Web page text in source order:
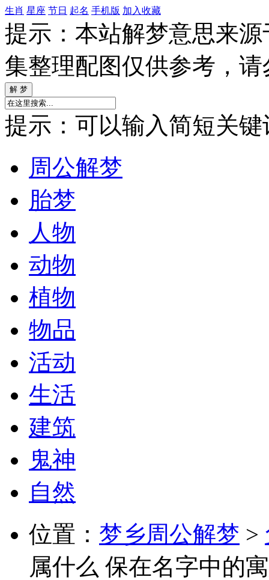
生肖 星座 节日 起名 手机版 加入收藏
提示：本站解梦意思来
集整理配图仅供参考，
提示：可以输入简短关键
周公解梦
胎梦
人物
动物
植物
物品
活动
生活
建筑
鬼神
自然
位置： 梦乡周公解梦 >
属什么 保在名字中的